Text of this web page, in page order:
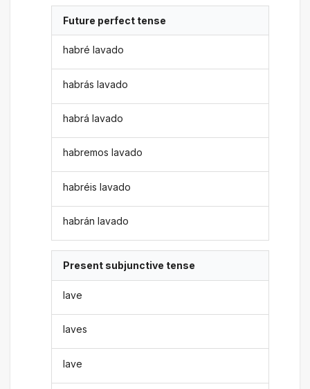
Future perfect tense
habré lavado
habrás lavado
habrá lavado
habremos lavado
habréis lavado
habrán lavado
Present subjunctive tense
lave
laves
lave